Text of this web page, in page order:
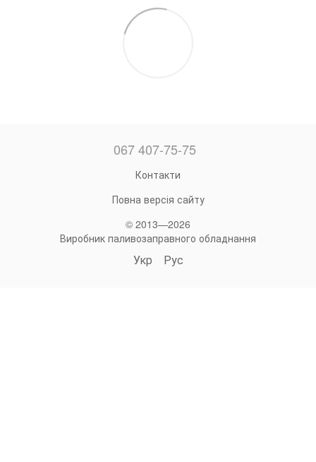
067 407-75-75
Контакти
Повна версія сайту
© 2013—2026
Виробник паливозаправного обладнання
Укр Рус